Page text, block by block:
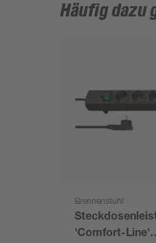
Häufig dazu
Brennenstuhl
'Comfort-Line'